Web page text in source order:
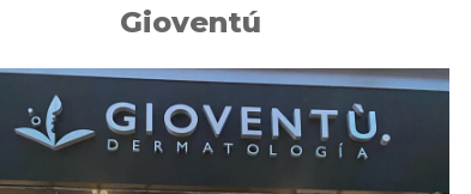
Gioventú